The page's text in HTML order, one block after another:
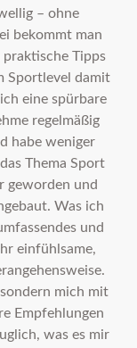
– ohne
bekommt man
Tipps
Sportlevel damit
eine spürbare
regelmäßig
habe weniger
Thema Sport
geworden und
Was ich
und
einfühlsame,
mich mit
Empfehlungen
was es mir